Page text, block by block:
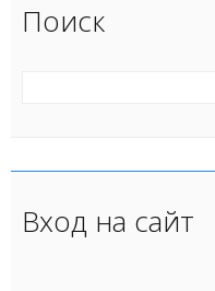
Поиск
Вход на сайт